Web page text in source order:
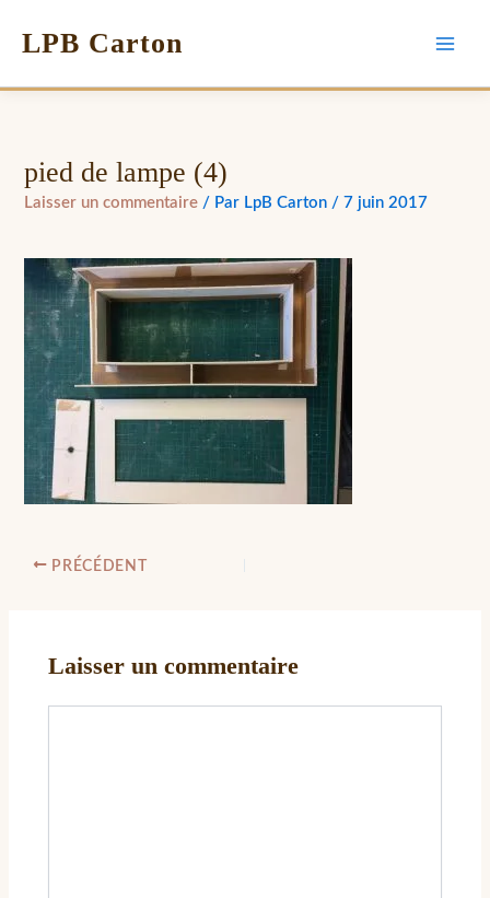
LPB Carton
pied de lampe (4)
Laisser un commentaire / Par LpB Carton / 7 juin 2017
PRÉCÉDENT
Laisser un commentaire